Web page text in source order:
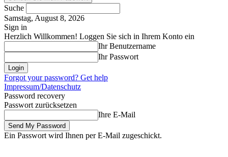
Suche
Samstag, August 8, 2026
Sign in
Herzlich Willkommen! Loggen Sie sich in Ihrem Konto ein
Ihr Benutzername
Ihr Passwort
Forgot your password? Get help
Impressum/Datenschutz
Password recovery
Passwort zurücksetzen
Ihre E-Mail
Ein Passwort wird Ihnen per E-Mail zugeschickt.